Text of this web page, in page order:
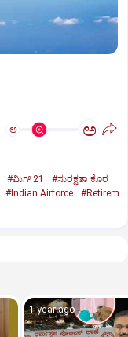
ಅ ಅ
#ಮಿಗ್‌ 21
#ಸುರಕ್ಷತಾ ಕೊರ
#Indian Airforce
#Retirem
1 year ago